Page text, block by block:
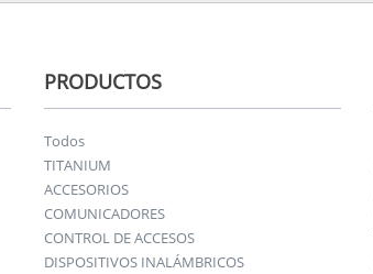
PRODUCTOS
Todos
TITANIUM
ACCESORIOS
COMUNICADORES
CONTROL DE ACCESOS
DISPOSITIVOS INALÁMBRICOS